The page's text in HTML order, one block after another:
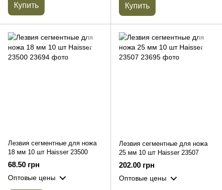
Купить Купить
Лезвия сегментные для ножа
18 мм 10 шт Haisser 23500
68.50 грн
Оптовые цены
Лезвия сегментные для ножа
25 мм 10 шт Haisser 23507
202.00 грн
Оптовые цены